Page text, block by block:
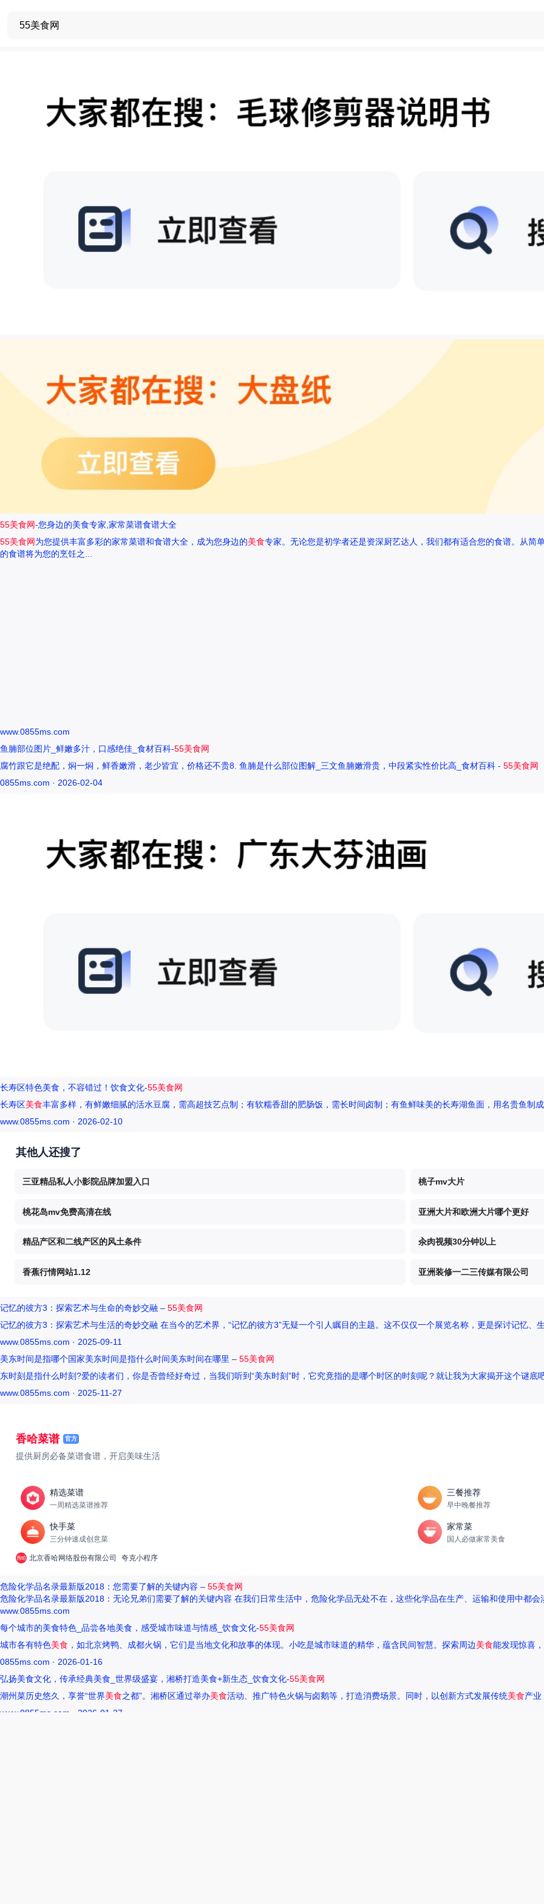
55美食网-您身边的美食专家,家常菜谱食谱大全
55美食网为您提供丰富多彩的家常菜谱和食谱大全，成为您身边的美食专家。无论您是初学者还是资深厨艺达人，我们都有适合您的食谱。从简
的食谱将为您的烹饪之...
www.0855ms.com
鱼腩部位图片_鲜嫩多汁，口感绝佳_食材百科-55美食网
腐竹跟它是绝配，焖一焖，鲜香嫩滑，老少皆宜，价格还不贵8. 鱼腩是什么部位图解_三文鱼腩嫩滑贵，中段紧实性价比高_食材百科 - 55美食网
0855ms.com · 2026-02-04
长寿区特色美食，不容错过！饮食文化-55美食网
长寿区美食丰富多样，有鲜嫩细腻的活水豆腐，需高超技艺点制；有软糯香甜的肥肠饭，需长时间卤制；有鱼鲜味美的长寿湖鱼面，用名贵鱼制
www.0855ms.com · 2026-02-10
其他人还搜了
三亚精品私人小影院品牌加盟入口 桃子mv大片
桃花岛mv免费高清在线 亚洲大片和欧洲大片哪个更好
精品产区和二线产区的风土条件 汆肉视频30分钟以上
香蕉行情网站1.12 亚洲装修一二三传媒有限公司
记忆的彼方3：探索艺术与生命的奇妙交融 – 55美食网
记忆的彼方3：探索艺术与生活的奇妙交融 在当今的艺术界，“记忆的彼方3”无疑一个引人瞩目的主题。这不仅仅一个展览名称，更是探讨记忆
www.0855ms.com · 2025-09-11
美东时间是指哪个国家美东时间是指什么时间美东时间在哪里 – 55美食网
东时刻是指什么时刻?爱的读者们，你是否曾经好奇过，当我们听到“美东时刻”时，它究竟指的是哪个时区的时刻呢？就让我为大家揭开这个谜
www.0855ms.com · 2025-11-27
香哈菜谱 官方
提供厨房必备菜谱食谱，开启美味生活
精选菜谱
一周精选菜谱推荐
三餐推荐
早中晚餐推荐
快手菜
三分钟速成创意菜
家常菜
国人必做家常美食
北京香哈网络股份有限公司 夸克小程序
危险化学品名录最新版2018：您需要了解的关键内容 – 55美食网
危险化学品名录最新版2018：无论兄弟们需要了解的关键内容 在我们日常生活中，危险化学品无处不在，这些化学品在生产、运输和使用中都
www.0855ms.com
每个城市的美食特色_品尝各地美食，感受城市味道与情感_饮食文化-55美食网
城市各有特色美食 ，如北京烤鸭、成都火锅，它们是当地文化和故事的体现。小吃是城市味道的精华，蕴含民间智慧。探索周边美食能发现惊喜
0855ms.com · 2026-01-16
弘扬美食文化，传承经典美食_世界级盛宴，湘桥打造美食+新生态_饮食文化-55美食网
潮州菜历史悠久，享誉“世界美食之都”。湘桥区通过举办美食活动、推广特色火锅与卤鹅等，打造消费场景。同时，以创新方式发展传统美食产业
www.0855ms.com · 2026-01-27